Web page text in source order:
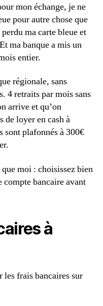
mon échange, je ne
pour autre chose que
ma carte bleue et
ma banque a mis un
entier.
régionale, sans
4 retraits par mois sans
arrive et qu’on
de loyer en cash à
sont plafonnés à 300€
moi : choisissez bien
compte bancaire avant
à
les frais bancaires sur